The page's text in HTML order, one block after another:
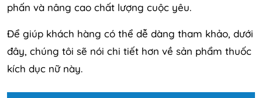
phấn và nâng cao chất lượng cuộc yêu.
Để giúp khách hàng có thể dễ dàng tham khảo, dưới
đây, chúng tôi sẽ nói chi tiết hơn về sản phẩm thuốc
kích dục nữ này.